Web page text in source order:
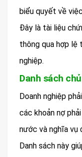
biểu quyết về
Đây là tài liệu
thông qua hợp lệ
nghiệp.
Danh sách
Doanh nghiệp
các khoản nợ
nước và nghĩa vụ
Danh sách này